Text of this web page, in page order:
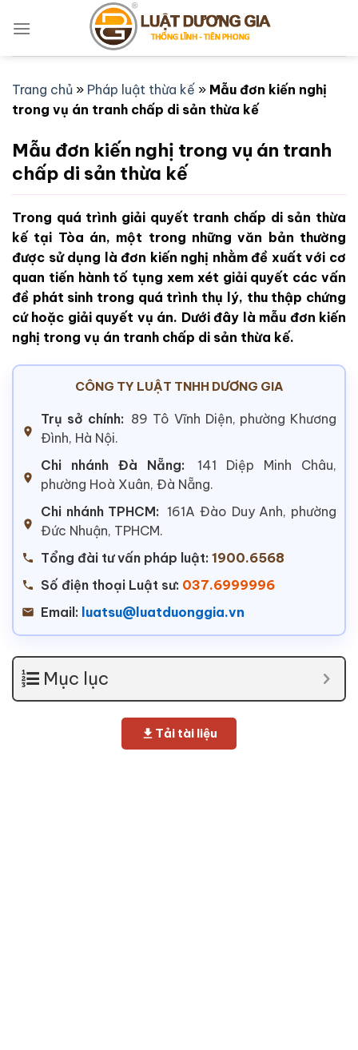
qua
Trang chủ » Pháp luật thừa kế » Mẫu đơn kiến nghị
trong vụ án tranh chấp di sản thừa kế
Mẫu đơn kiến nghị trong vụ án tranh
chấp di sản thừa kế
Trong quá trình giải quyết tranh chấp di sản thừa
kế tại Tòa án, một trong những văn bản thường
được sử dụng là đơn kiến nghị nhằm đề xuất với cơ
quan tiến hành tố tụng xem xét giải quyết các vấn
đề phát sinh trong quá trình thụ lý, thu thập chứng
cứ hoặc giải quyết vụ án. Dưới đây là mẫu đơn kiến
nghị trong vụ án tranh chấp di sản thừa kế.
CÔNG TY LUẬT TNHH DƯƠNG GIA
Trụ sở chính: 89 Tô Vĩnh Diện, phường Khương
Đình, Hà Nội.
Chi nhánh Đà Nẵng:
141 Diệp Minh Châu,
phường Hoà Xuân, Đà Nẵng.
Chi nhánh TPHCM: 161A Đào Duy Anh, phường
Đức Nhuận, TPHCM.
Tổng đài tư vấn pháp luật: 1900.6568
Số điện thoại Luật sư: 037.6999996
Email: luatsu@luatduonggia.vn
Mục lục
Tải tài liệu